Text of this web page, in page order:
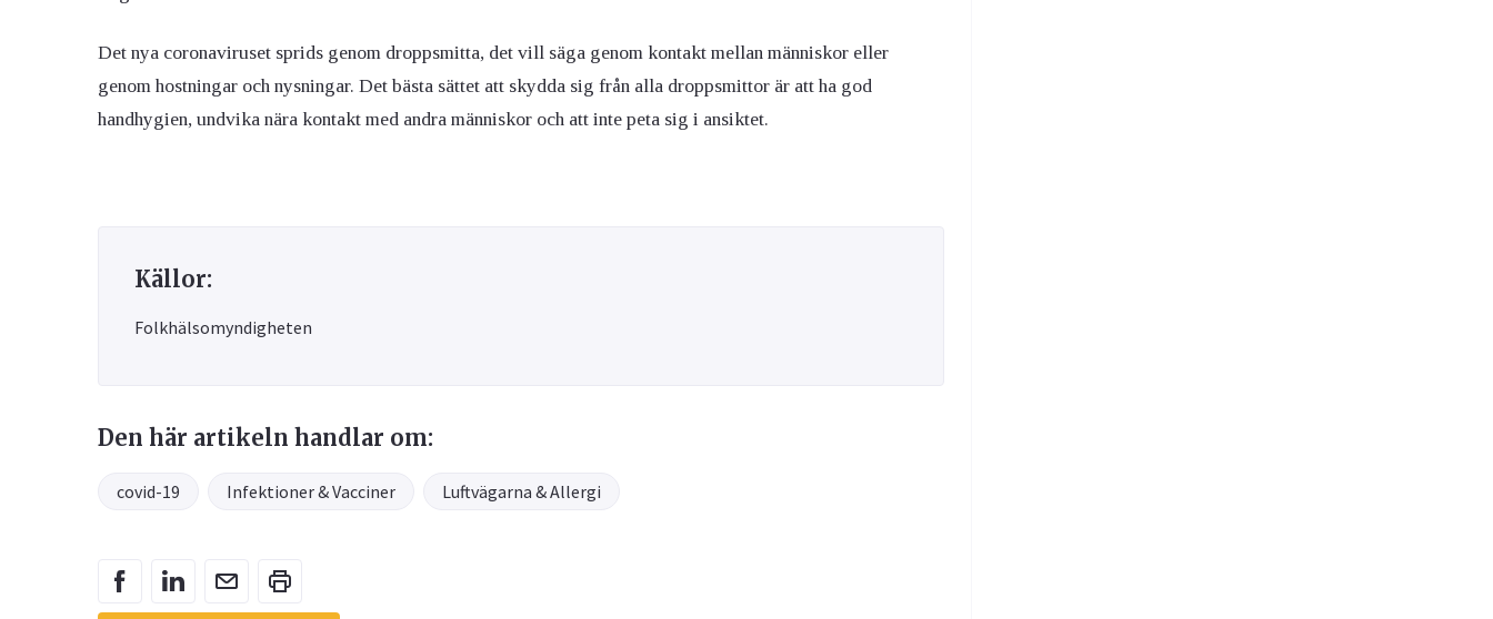
Det nya coronaviruset sprids genom droppsmitta, det vill säga genom kontakt mellan människor eller
genom hostningar och nysningar. Det bästa sättet att skydda sig från alla droppsmittor är att ha god
handhygien, undvika nära kontakt med andra människor och att inte peta sig i ansiktet.
Källor:
Folkhälsomyndigheten
Den här artikeln handlar om:
covid-19 Infektioner & Vacciner Luftvägarna & Allergi